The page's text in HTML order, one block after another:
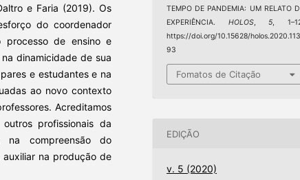
e Faria (2019). Os
do coordenador
processo de ensino e
dinamicidade de sua
e estudantes e na
ao novo contexto
Acreditamos
profissionais da
na compreensão do
na produção de
TEMPO DE PANDEMIA: UM RELATO
EXPERIÊNCIA. HOLOS,5 ,
https://doi.org/10.15628/holos.2020.113
93
Fomatos de Citação
EDIÇÃO
v. 5 (2020)